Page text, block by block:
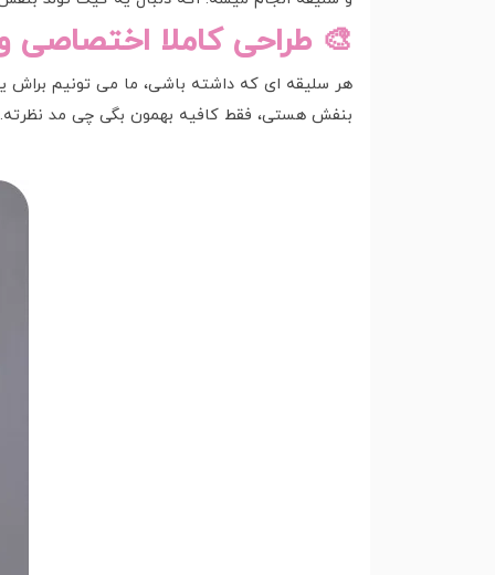
🎨 طراحی کاملا
هر سلیقه ای که داشته باشی، ما می تونیم
بنفش هستی، فقط کافیه بهمون بگی چی مد نظرته.